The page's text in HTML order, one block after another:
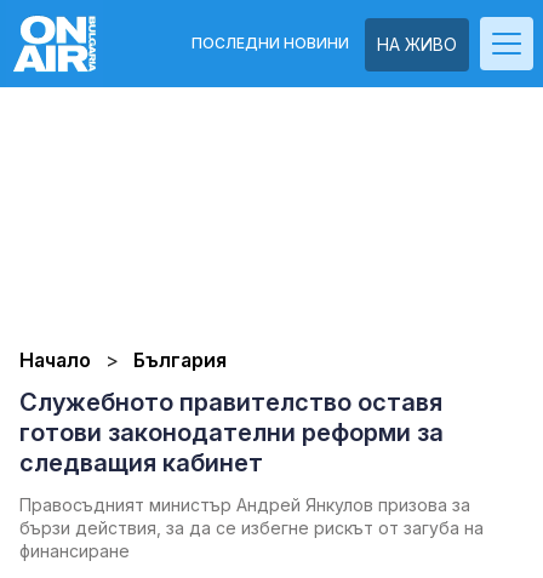
НА ЖИВО
ПОСЛЕДНИ НОВИНИ
Начало България
Служебното правителство оставя
готови законодателни реформи за
следващия кабинет
Правосъдният министър Андрей Янкулов призова за
бързи действия, за да се избегне рискът от загуба на
финансиране